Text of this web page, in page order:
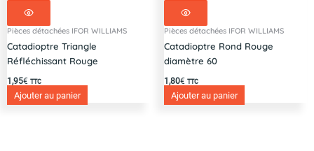
Pièces détachées IFOR WILLIAMS
Catadioptre Triangle
Réfléchissant Rouge
1,95€ TTC
Ajouter au panier
Pièces détachées IFOR WILLIAMS
Catadioptre Rond Rouge
diamètre 60
1,80€ TTC
Ajouter au panier